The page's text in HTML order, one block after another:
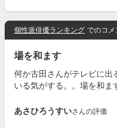
個性派俳優ランキング でのコメ
場を和ます
何か古田さんがテレビに出
いる気がする。。場を和ま
あさひろうすいさんの評価